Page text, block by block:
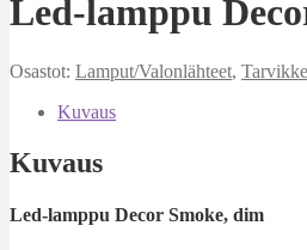
Led-lamppu
Osastot: Lamput/Valonlähteet,
Kuvaus
Kuvaus
Led-lamppu Decor Smoke, dim